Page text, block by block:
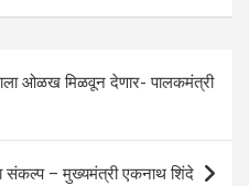
ओळख मिळवून देणार- पालकमंत्री
संकल्प – मुख्यमंत्री एकनाथ शिंदे